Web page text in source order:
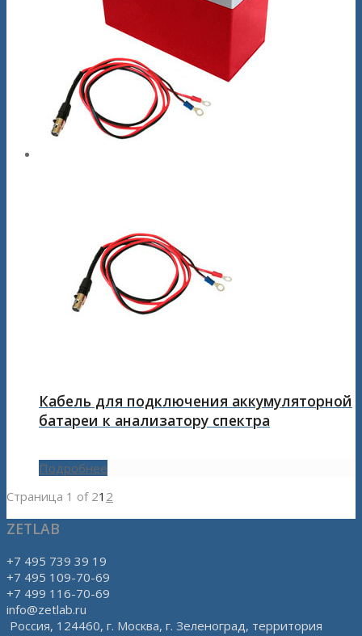
Кабель для подключения аккумуляторной
батареи к анализатору спектра
Подробнее
Страница 1 of 21 2
ZETLAB
+7 495 739 39 19
+7 495 109-70-69
+7 499 116-70-69
info@zetlab.ru
Россия, 124460, г. Москва, г. Зеленоград, территория